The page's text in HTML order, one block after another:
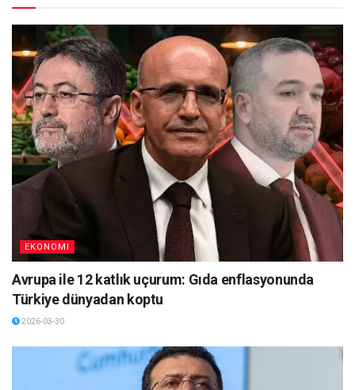
EKONOMI
Avrupa ile 12 katlık uçurum: Gıda enflasyonunda
Türkiye dünyadan koptu
2026-03-30